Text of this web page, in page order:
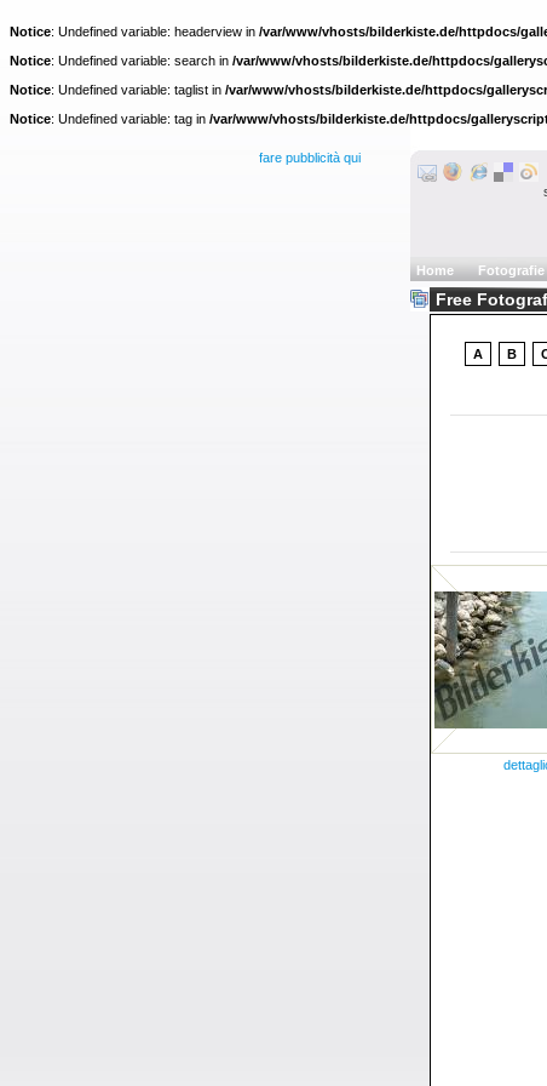
Notice: Undefined variable: headerview in /var/www/vhosts/bilderkiste.de/httpdocs/
Notice: Undefined variable: search in /var/www/vhosts/bilderkiste.de/httpdocs/
Notice: Undefined variable: taglist in /var/www/vhosts/bilderkiste.de/httpdocs/
Notice: Undefined variable: tag in /var/www/vhosts/bilderkiste.de/httpdocs/
fare pubblicità qui
Home Fotografie
Free
A B